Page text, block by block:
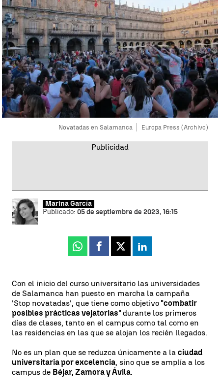
Novatadas en Salamanca Europa Press (Archivo)
Marina García
Publicado: 05 de septiembre de 2023, 16:15
Whatsapp
Facebook
X Linkedin
Con el inicio del curso universitario las universidades
de Salamanca han puesto en marcha la campaña
'Stop novatadas', que tiene como objetivo "combatir
posibles prácticas vejatorias"durante los primeros
días de clases, tanto en el campus como tal como en
las residencias en las que se alojan los recién llegados.
No es un plan que se reduzca únicamente a la ciudad
universitaria por excelencia, sino que se amplía a los
campus de Béjar, Zamora y Ávila.